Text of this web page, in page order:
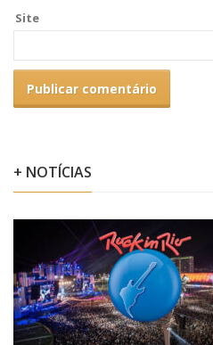
Site
+ NOTÍCIAS